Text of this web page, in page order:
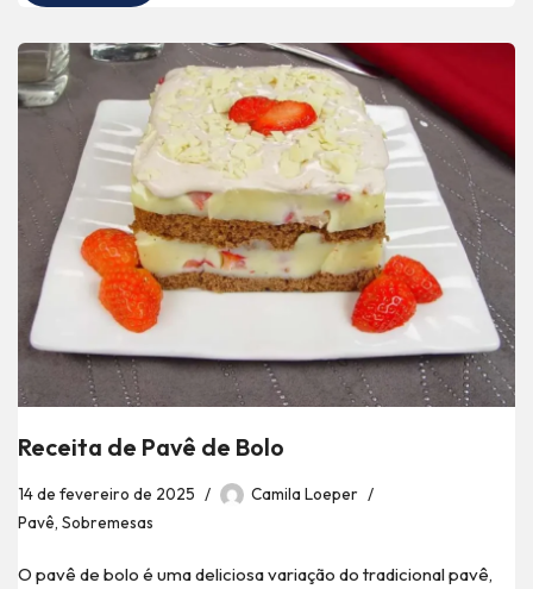
Receita de Pavê de Bolo
14 de fevereiro de 2025
Camila Loeper
Pavê, Sobremesas
O pavê de bolo é uma deliciosa variação do tradicional pavê,